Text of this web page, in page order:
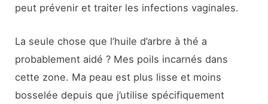
peut prévenir et traiter les infections vaginales.
La seule chose que l’huile d’arbre à thé a
probablement aidé ? Mes poils incarnés dans
cette zone. Ma peau est plus lisse et moins
bosselée depuis que j’utilise spécifiquement